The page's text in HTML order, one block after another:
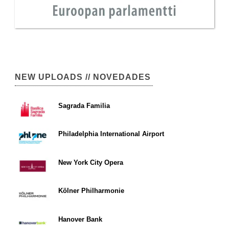
NEW UPLOADS // NOVEDADES
Sagrada Familia
Philadelphia International Airport
New York City Opera
Kölner Philharmonie
Hanover Bank